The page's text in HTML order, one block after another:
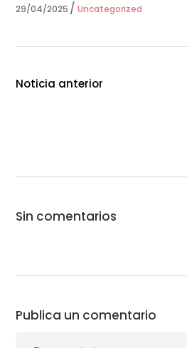
29/04/2025 Uncategorized
Noticia anterior
Sin comentarios
Publica un comentario